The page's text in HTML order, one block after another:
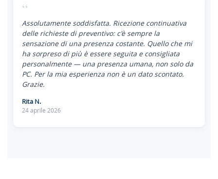
“
Assolutamente soddisfatta. Ricezione continuativa
delle richieste di preventivo: c'è sempre la
sensazione di una presenza costante. Quello che mi
ha sorpreso di più è essere seguita e consigliata
personalmente — una presenza umana, non solo da
PC. Per la mia esperienza non è un dato scontato.
Grazie.
Rita N.
24 aprile 2026